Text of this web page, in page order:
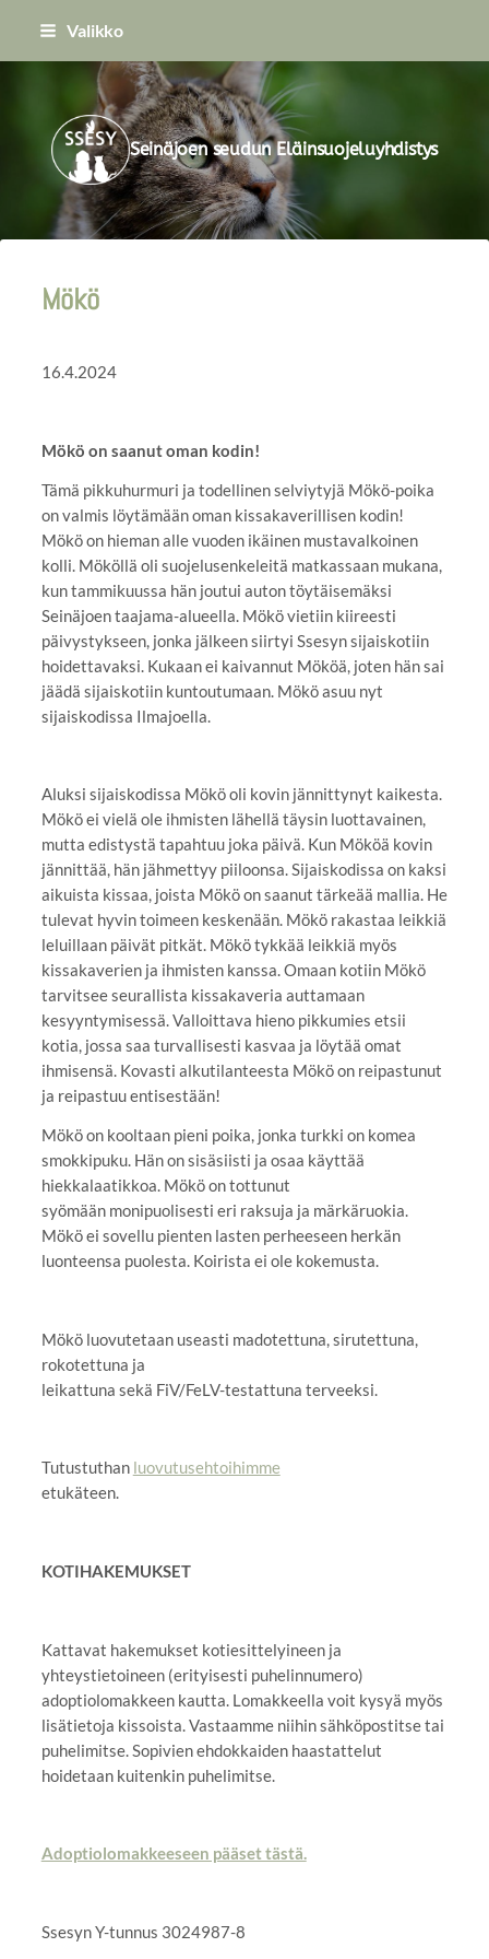
Siirry
Valikko
Seinäjoen seudun Eläinsuojeluyhdistys
Mökö
16.4.2024
Mökö on saanut oman kodin!
Tämä pikkuhurmuri ja todellinen selviytyjä Mökö-poika
on valmis löytämään oman kissakaverillisen kodin!
Mökö on hieman alle vuoden ikäinen mustavalkoinen
kolli. Mököllä oli suojelusenkeleitä matkassaan mukana,
kun tammikuussa hän joutui auton töytäisemäksi
Seinäjoen taajama-alueella. Mökö vietiin kiireesti
päivystykseen, jonka jälkeen siirtyi Ssesyn sijaiskotiin
hoidettavaksi. Kukaan ei kaivannut Mököä, joten hän sai
jäädä sijaiskotiin kuntoutumaan. Mökö asuu nyt
sijaiskodissa Ilmajoella.
Aluksi sijaiskodissa Mökö oli kovin jännittynyt kaikesta.
Mökö ei vielä ole ihmisten lähellä täysin luottavainen,
mutta edistystä tapahtuu joka päivä. Kun Mököä kovin
jännittää, hän jähmettyy piiloonsa. Sijaiskodissa on kaksi
aikuista kissaa, joista Mökö on saanut tärkeää mallia. He
tulevat hyvin toimeen keskenään. Mökö rakastaa leikkiä
leluillaan päivät pitkät. Mökö tykkää leikkiä myös
kissakaverien ja ihmisten kanssa. Omaan kotiin Mökö
tarvitsee seurallista kissakaveria auttamaan
kesyyntymisessä. Valloittava hieno pikkumies etsii
kotia, jossa saa turvallisesti kasvaa ja löytää omat
ihmisensä. Kovasti alkutilanteesta Mökö on reipastunut
ja reipastuu entisestään!
Mökö on kooltaan pieni poika, jonka turkki on komea
smokkipuku. Hän on sisäsiisti ja osaa käyttää
hiekkalaatikkoa. Mökö on tottunut
syömään monipuolisesti eri raksuja ja märkäruokia.
Mökö ei sovellu pienten lasten perheeseen herkän
luonteensa puolesta. Koirista ei ole kokemusta.
Mökö luovutetaan useasti madotettuna, sirutettuna,
rokotettuna ja
leikattuna sekä FiV/FeLV-testattuna terveeksi.
Tutustuthan luovutusehtoihimme
etukäteen.
KOTIHAKEMUKSET
Kattavat hakemukset kotiesittelyineen ja
yhteystietoineen (erityisesti puhelinnumero)
adoptiolomakkeen kautta. Lomakkeella voit kysyä myös
lisätietoja kissoista. Vastaamme niihin sähköpostitse tai
puhelimitse. Sopivien ehdokkaiden haastattelut
hoidetaan kuitenkin puhelimitse.
Adoptiolomakkeeseen pääset tästä.
Ssesyn Y-tunnus 3024987-8